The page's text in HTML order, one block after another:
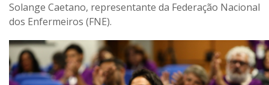
Solange Caetano, representante da Federação Nacional
dos Enfermeiros (FNE).